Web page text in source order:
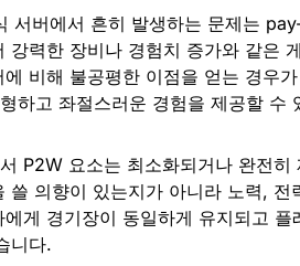
서버에서 흔히 발생하는 문제는
강력한 장비나 경험치 증가와 같은
비해 불공평한 이점을 얻는 경우
하고 좌절스러운 경험을 제공할 수
P2W 요소는 최소화되거나 완전
쓸 의향이 있는지가 아니라 노력,
게 경기장이 동일하게 유지되고
니다.